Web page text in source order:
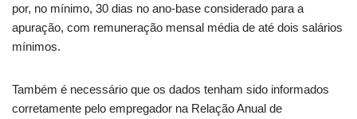
por, no mínimo, 30 dias no ano-base considerado para a
apuração, com remuneração mensal média de até dois salários
mínimos.
Também é necessário que os dados tenham sido informados
corretamente pelo empregador na Relação Anual de